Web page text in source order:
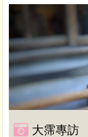
大霈專訪